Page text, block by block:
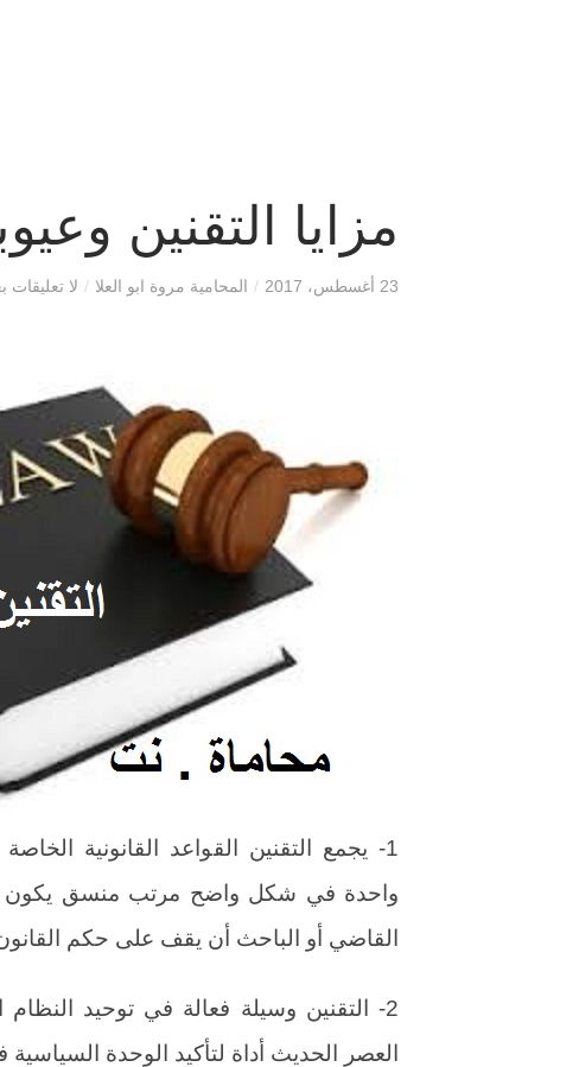
مزايا التقنين
23 أغسطس، 2017 / المحامية مروة ابو العلا / لا تعليقات
1- يجمع التقنين القواعد القانونية
واحدة في شكل واضح مرتب منسق يكون
القاضي أو الباحث أن يقف على حكم
2- التقنين وسيلة فعالة في توحيد
العصر الحديث أداة لتأكيد الوحدة السياسية